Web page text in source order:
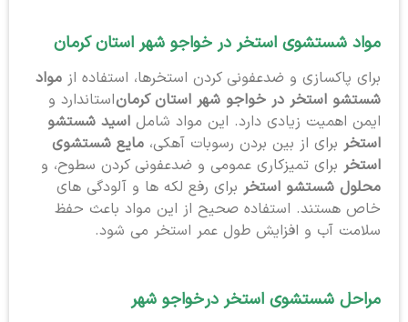
مواد شستشوی استخر در خواجو شهر استان کرمان
برای پاکسازی و ضدعفونی کردن استخرها، استفاده از مواد
شستشو استخر در خواجو شهر استان کرماناستاندارد و
ایمن اهمیت زیادی دارد. این مواد شامل اسید شستشو
استخربرای از بین بردن رسوبات آهکی، مایع شستشوی
استخربرای تمیزکاری عمومی و ضدعفونی کردن سطوح، و
محلول شستشو استخربرای رفع لکه ها و آلودگی های
خاص هستند. استفاده صحیح از این مواد باعث حفظ
سلامت آب و افزایش طول عمر استخر می شود.
مراحل شستشوی استخر درخواجو شهر